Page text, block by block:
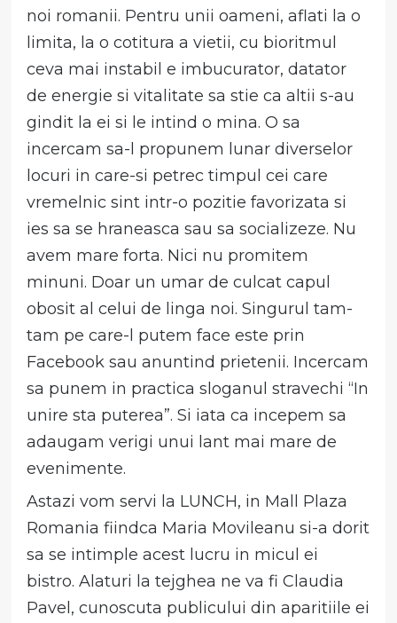
noi romanii. Pentru unii oameni, aflati la o
limita, la o cotitura a vietii, cu bioritmul
ceva mai instabil e imbucurator, datator
de energie si vitalitate sa stie ca altii s-au
gindit la ei si le intind o mina. O sa
incercam sa-l propunem lunar diverselor
locuri in care-si petrec timpul cei care
vremelnic sint intr-o pozitie favorizata si
ies sa se hraneasca sau sa socializeze. Nu
avem mare forta. Nici nu promitem
minuni. Doar un umar de culcat capul
obosit al celui de linga noi. Singurul tam-
tam pe care-l putem face este prin
Facebook sau anuntind prietenii. Incercam
sa punem in practica sloganul stravechi “In
unire sta puterea”. Si iata ca incepem sa
adaugam verigi unui lant mai mare de
evenimente.
Astazi vom servi la LUNCH, in Mall Plaza
Romania fiindca Maria Movileanu si-a dorit
sa se intimple acest lucru in micul ei
bistro. Alaturi la tejghea ne va fi Claudia
Pavel, cunoscuta publicului din aparitiile ei